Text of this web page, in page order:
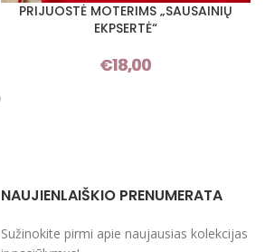
PASIRINKTI SAVYBES
PRIJUOSTĖ MOTERIMS „SAUSAINIŲ
EKPSERTĖ“
€18,00
NAUJIENLAIŠKIO PRENUMERATA
Sužinokite pirmi apie naujausias kolekcijas